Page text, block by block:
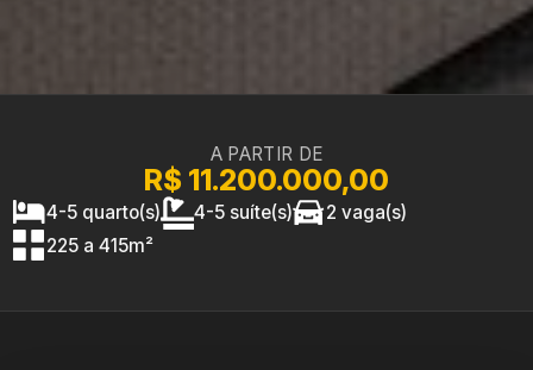
A PARTIR DE
R$ 11.200.000,00
4-5 quarto(s) 4-5 suíte(s)
2 vaga(s)
225 a 415m²